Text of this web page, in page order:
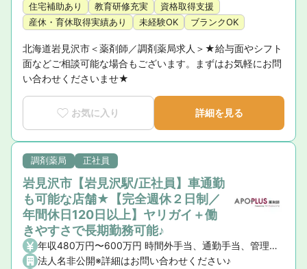
住宅補助あり
教育研修充実
資格取得支援
産休・育休取得実績あり
未経験OK ブランクOK
北海道岩見沢市＜薬剤師／調剤薬局求人＞★給与面やシフト
面などご相談可能な場合もございます。まずはお気軽にお問
い合わせくださいませ★
お気に入り 詳細を見る
調剤薬局 正社員
岩見沢市【岩見沢駅/正社員】車通勤
も可能な店舗★【完全週休２日制／
年間休日120日以上】ヤリガイ＋働
きやすさで長期勤務可能♪
年収480万円〜600万円 時間外手当、通勤手当、管理薬剤師手当
法人名非公開※詳細はお問い合わせください♪